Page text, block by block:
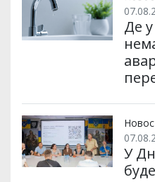
Де
У